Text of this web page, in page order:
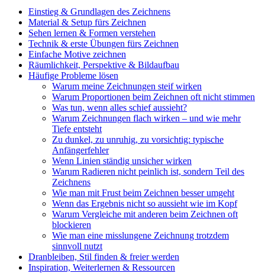
Einstieg & Grundlagen des Zeichnens
Material & Setup fürs Zeichnen
Sehen lernen & Formen verstehen
Technik & erste Übungen fürs Zeichnen
Einfache Motive zeichnen
Räumlichkeit, Perspektive & Bildaufbau
Häufige Probleme lösen
Warum meine Zeichnungen steif wirken
Warum Proportionen beim Zeichnen oft nicht stimmen
Was tun, wenn alles schief aussieht?
Warum Zeichnungen flach wirken – und wie mehr
Tiefe entsteht
Zu dunkel, zu unruhig, zu vorsichtig: typische
Anfängerfehler
Wenn Linien ständig unsicher wirken
Warum Radieren nicht peinlich ist, sondern Teil des
Zeichnens
Wie man mit Frust beim Zeichnen besser umgeht
Wenn das Ergebnis nicht so aussieht wie im Kopf
Warum Vergleiche mit anderen beim Zeichnen oft
blockieren
Wie man eine misslungene Zeichnung trotzdem
sinnvoll nutzt
Dranbleiben, Stil finden & freier werden
Inspiration, Weiterlernen & Ressourcen